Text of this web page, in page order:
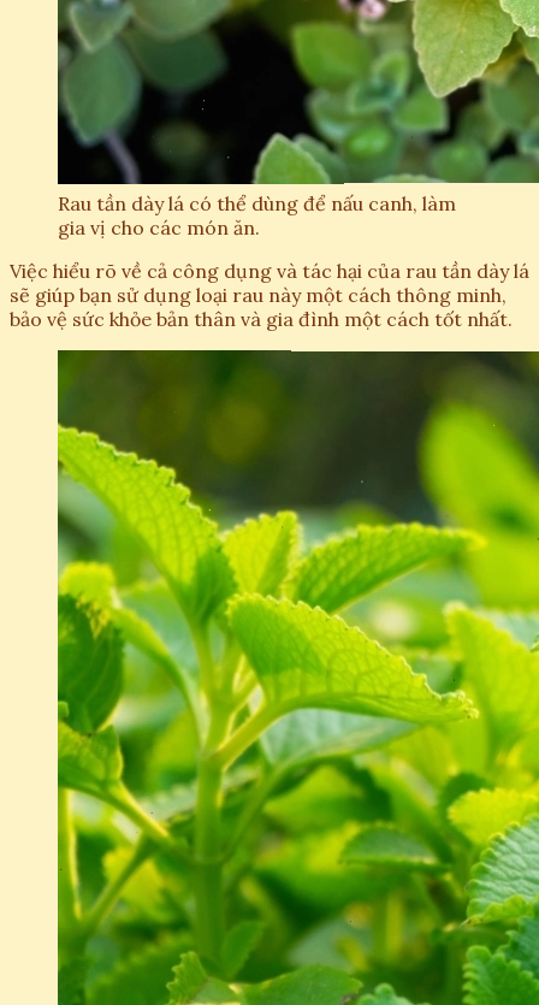
Rau tần dày lá có thể dùng để nấu canh, làm
gia vị cho các món ăn.
Việc hiểu rõ về cả công dụng và tác hại của rau tần dày lá
sẽ giúp bạn sử dụng loại rau này một cách thông minh,
bảo vệ sức khỏe bản thân và gia đình một cách tốt nhất.